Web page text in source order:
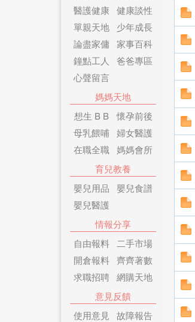
醫護健康
健康談性
單親天地
少年成長
論盡家傭
家事百科
鐘點工人
爸爸專區
心聲留言
媽媽天地
想生 B B
懷孕前後
母乳餵哺 婦女醫護
在職全職
媽媽會所
育兒教養
嬰兒用品
嬰兒食譜
嬰兒醫護
情報分享
自由報料
二手市場
開倉報料 齊齊著數
求職招聘
網購天地
意見反饋
使用意見
故障報告